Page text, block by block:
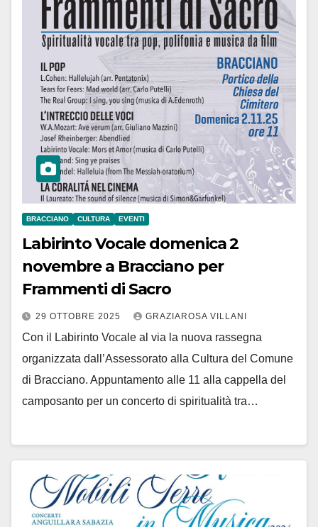
BRACCIANO CULTURA EVENTI
Labirinto Vocale domenica 2
novembre a Bracciano per
Frammenti di Sacro
29 OTTOBRE 2025 GRAZIAROSA VILLANI
Con il Labirinto Vocale al via la nuova rassegna
organizzata dall’Assessorato alla Cultura del Comune
di Bracciano. Appuntamento alle 11 alla cappella del
camposanto per un concerto di spiritualità tra…